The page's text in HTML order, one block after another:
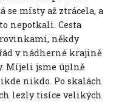
se místy až ztrácela, a
nepotkali. Cesta
někdy
v nádherné krajině
Míjeli jsme úplně
nikdo. Po skalách
lezly tisíce velikých